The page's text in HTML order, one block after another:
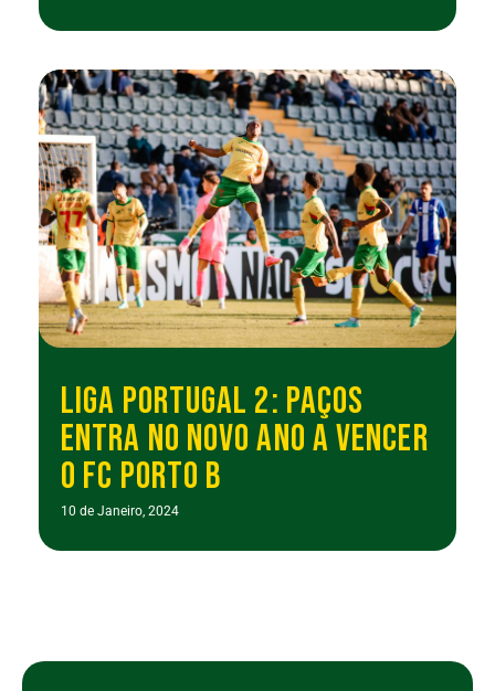
LIGA PORTUGAL 2: PAÇOS
ENTRA NO NOVO ANO A VENCER
O FC PORTO B
10 de Janeiro, 2024